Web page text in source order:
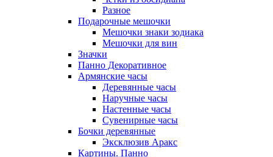
Разное
Подарочные мешочки
Мешочки знаки зодиака
Мешочки для вин
Значки
Панно Декоративное
Армянские часы
Деревянные часы
Наручные часы
Настенные часы
Сувенирные часы
Бочки деревянные
Эксклюзив Аракс
Картины. Панно